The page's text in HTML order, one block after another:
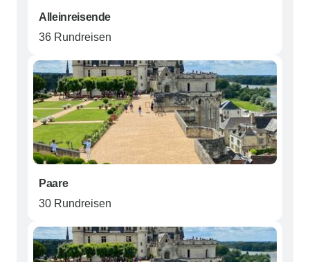
Alleinreisende
36 Rundreisen
Paare
30 Rundreisen